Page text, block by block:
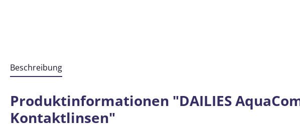
Beschreibung
Produktinformationen "DAILIES
Kontaktlinsen"